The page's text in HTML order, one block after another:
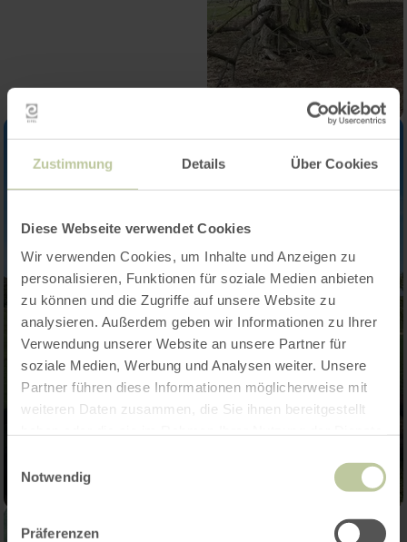
Zustimmung Details Über Cookies
Diese Webseite verwendet Cookies
Wir verwenden Cookies, um Inhalte und Anzeigen zu
personalisieren, Funktionen für soziale Medien anbieten
zu können und die Zugriffe auf unsere Website zu
analysieren. Außerdem geben wir Informationen zu Ihrer
Verwendung unserer Website an unsere Partner für
soziale Medien, Werbung und Analysen weiter. Unsere
Partner führen diese Informationen möglicherweise mit
weiteren Daten zusammen, die Sie ihnen bereitgestellt
Notwendig
Präferenzen